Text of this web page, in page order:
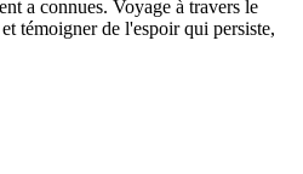
a connues. Voyage à travers le
témoigner de l'espoir qui persiste,